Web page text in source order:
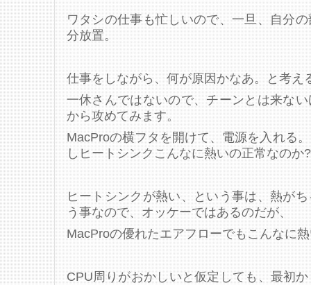
ワタシの仕事も忙しいので、一旦、自分
分放置。
仕事をしながら、何が原因かなあ。と考え
一休さんではないので、チーンとは来な
から攻めてみます。
MacProの横フタを開けて、電源を入れる
しヒートシンクこんなに熱いの正常なのか
ヒートシンクが熱い、という事は、熱が
う事なので、オッケーではあるのだが、
MacProの優れたエアフローでもこんなに
CPU周りがおかしいと仮定しても、最初